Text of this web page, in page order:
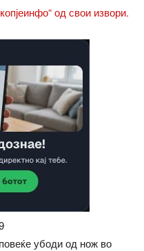
од свои извори.
убоди од нож во